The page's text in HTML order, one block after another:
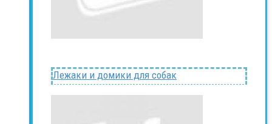
Лежаки и домики для собак